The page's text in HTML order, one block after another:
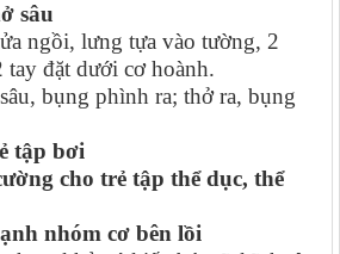
sâu
ngồi, lưng tựa vào tường, 2
tay đặt dưới cơ hoành.
bụng phình ra; thở ra, bụng
tập bơi
cho trẻ tập thể dục, thể
nhóm cơ bên lồi